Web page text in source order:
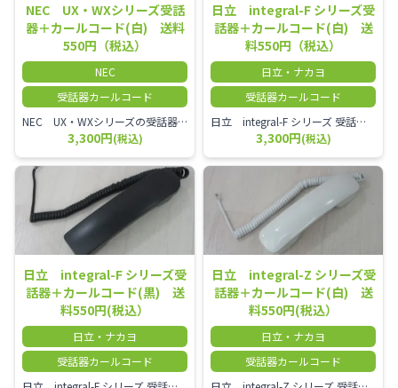
NEC UX・WXシリーズ受話
器＋カールコード(白) 送料
550円（税込）
NEC
受話器カールコード
NEC UX・WXシリーズの受話器とカールコードセット／本商品は中古品となります。 写真では分かりにくいキズ・汚れなどの使用感があります。 経年変化で日焼けの色味が強くなる場合がございます。 予めご理解・ご了承頂きますようお願いいたします。
3,300円(税込)
日立 integral-F シリーズ受
話器＋カールコード(白) 送
料550円（税込）
日立・ナカヨ
受話器カールコード
日立 integral-F シリーズ 受話器＋カールコード セット（白）／本商品は中古品となります。 写真では分かりにくいキズ・汚れなどの使用感があります。 経年変化で日焼けの色味が強くなる場合がございます。 予めご理解・ご了承頂きますようお願いいたします。
3,300円(税込)
日立 integral-F シリーズ受
話器＋カールコード(黒) 送
料550円(税込）
日立・ナカヨ
受話器カールコード
日立 integral-Z シリーズ受
話器＋カールコード(白) 送
料550円(税込）
日立・ナカヨ
受話器カールコード